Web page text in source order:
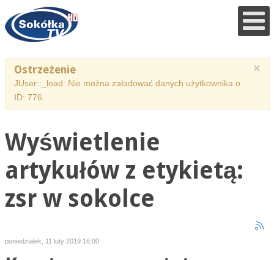
×
Ostrzeżenie
JUser::_load: Nie można załadować danych użytkownika o
ID: 776.
Wyświetlenie
artykułów z etykietą:
zsr w sokolce
poniedziałek, 11 luty 2019 16:00